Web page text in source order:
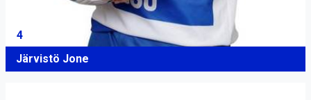
4
Järvistö Jone